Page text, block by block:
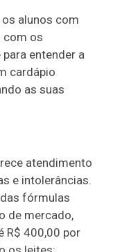
os alunos com
com os
entender a
cardápio
as suas
atendimento
e intolerâncias.
fórmulas
de mercado,
R$ 400,00 por